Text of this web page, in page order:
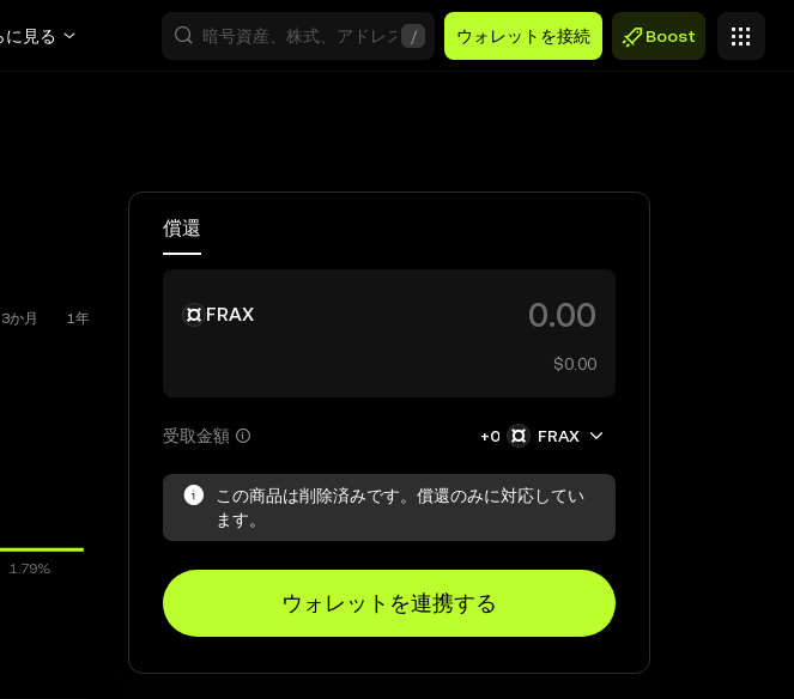
に見る / ウォレットを接続 Boost
3か月 1年
償還
FRAX
$0.00
受取金額 +0 FRAX
この商品は削除済みです。償還のみに対応してい
ます。
ウォレットを連携する